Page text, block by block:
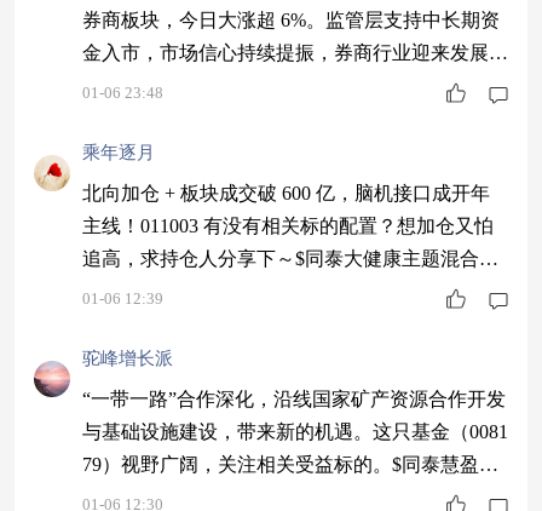
券商板块，今日大涨超 6%。监管层支持中长期资
金入市，市场信心持续提振，券商行业迎来发展黄
金期，布局就选金融精选～$同泰金融精选股票C$
01-06 23:48
乘年逐月
北向加仓 + 板块成交破 600 亿，脑机接口成开年
主线！011003 有没有相关标的配置？想加仓又怕
追高，求持仓人分享下～$同泰大健康主题混合C
$#脑机接口或迎大规模应用！产业前景几何？#
01-06 12:39
驼峰增长派
“一带一路”合作深化，沿线国家矿产资源合作开发
与基础设施建设，带来新的机遇。这只基金（0081
79）视野广阔，关注相关受益标的。$同泰慧盈混
合C$ #2026年有哪些投资机会？#
01-06 12:30